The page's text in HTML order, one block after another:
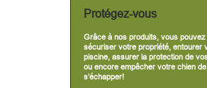
Protégez-vous
Grâce à nos produits, vous pouvez
sécuriser votre propriété, entourer
piscine, assurer la protection de
ou encore empêcher votre chien de
s’échapper!